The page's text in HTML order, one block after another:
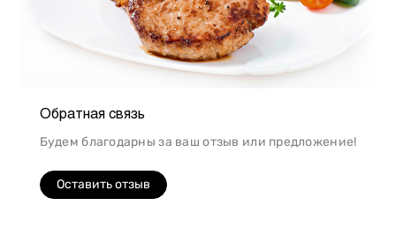
Обратная связь
Будем благодарны за ваш отзыв или предложение!
Оставить отзыв